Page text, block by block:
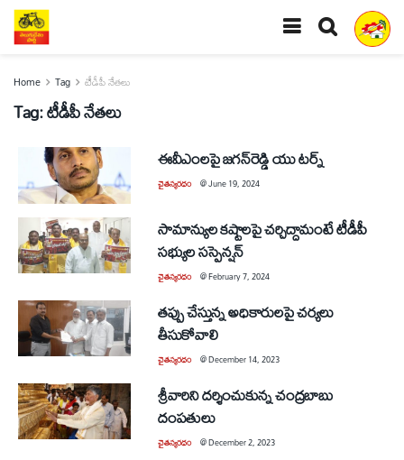
Home Tag టీడీపీ నేతలు
Tag:టీడీపీ నేతలు
ఈవీఎంలపై జగన్‌రెడ్డి యు టర్న్‌
చైతన్యరధం @June 19, 2024
సామాన్యుల కష్టాలపై చర్చిద్దామంటే టీడీపీ
సభ్యుల సస్పెన్షన్‌
చైతన్యరధం @February 7, 2024
తప్పు చేస్తున్న అధికారులపై చర్యలు
తీసుకోవాలి
చైతన్యరధం @December 14, 2023
శ్రీవారిని దర్శించుకున్న చంద్రబాబు
దంపతులు
చైతన్యరధం @December 2, 2023